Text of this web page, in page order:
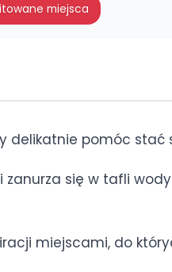
miejsca
delikatnie pomóc stać
zanurza się w tafli
miejscami, do